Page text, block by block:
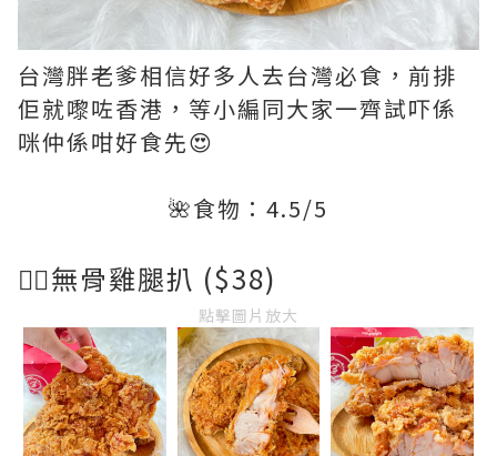
台灣胖老爹相信好多人去台灣必食，前排
佢就嚟咗香港，等小編同大家一齊試吓係
咪仲係咁好食先😍
🌺食物：4.5/5
👉🏻無骨雞腿扒 ($38)
點擊圖片放大